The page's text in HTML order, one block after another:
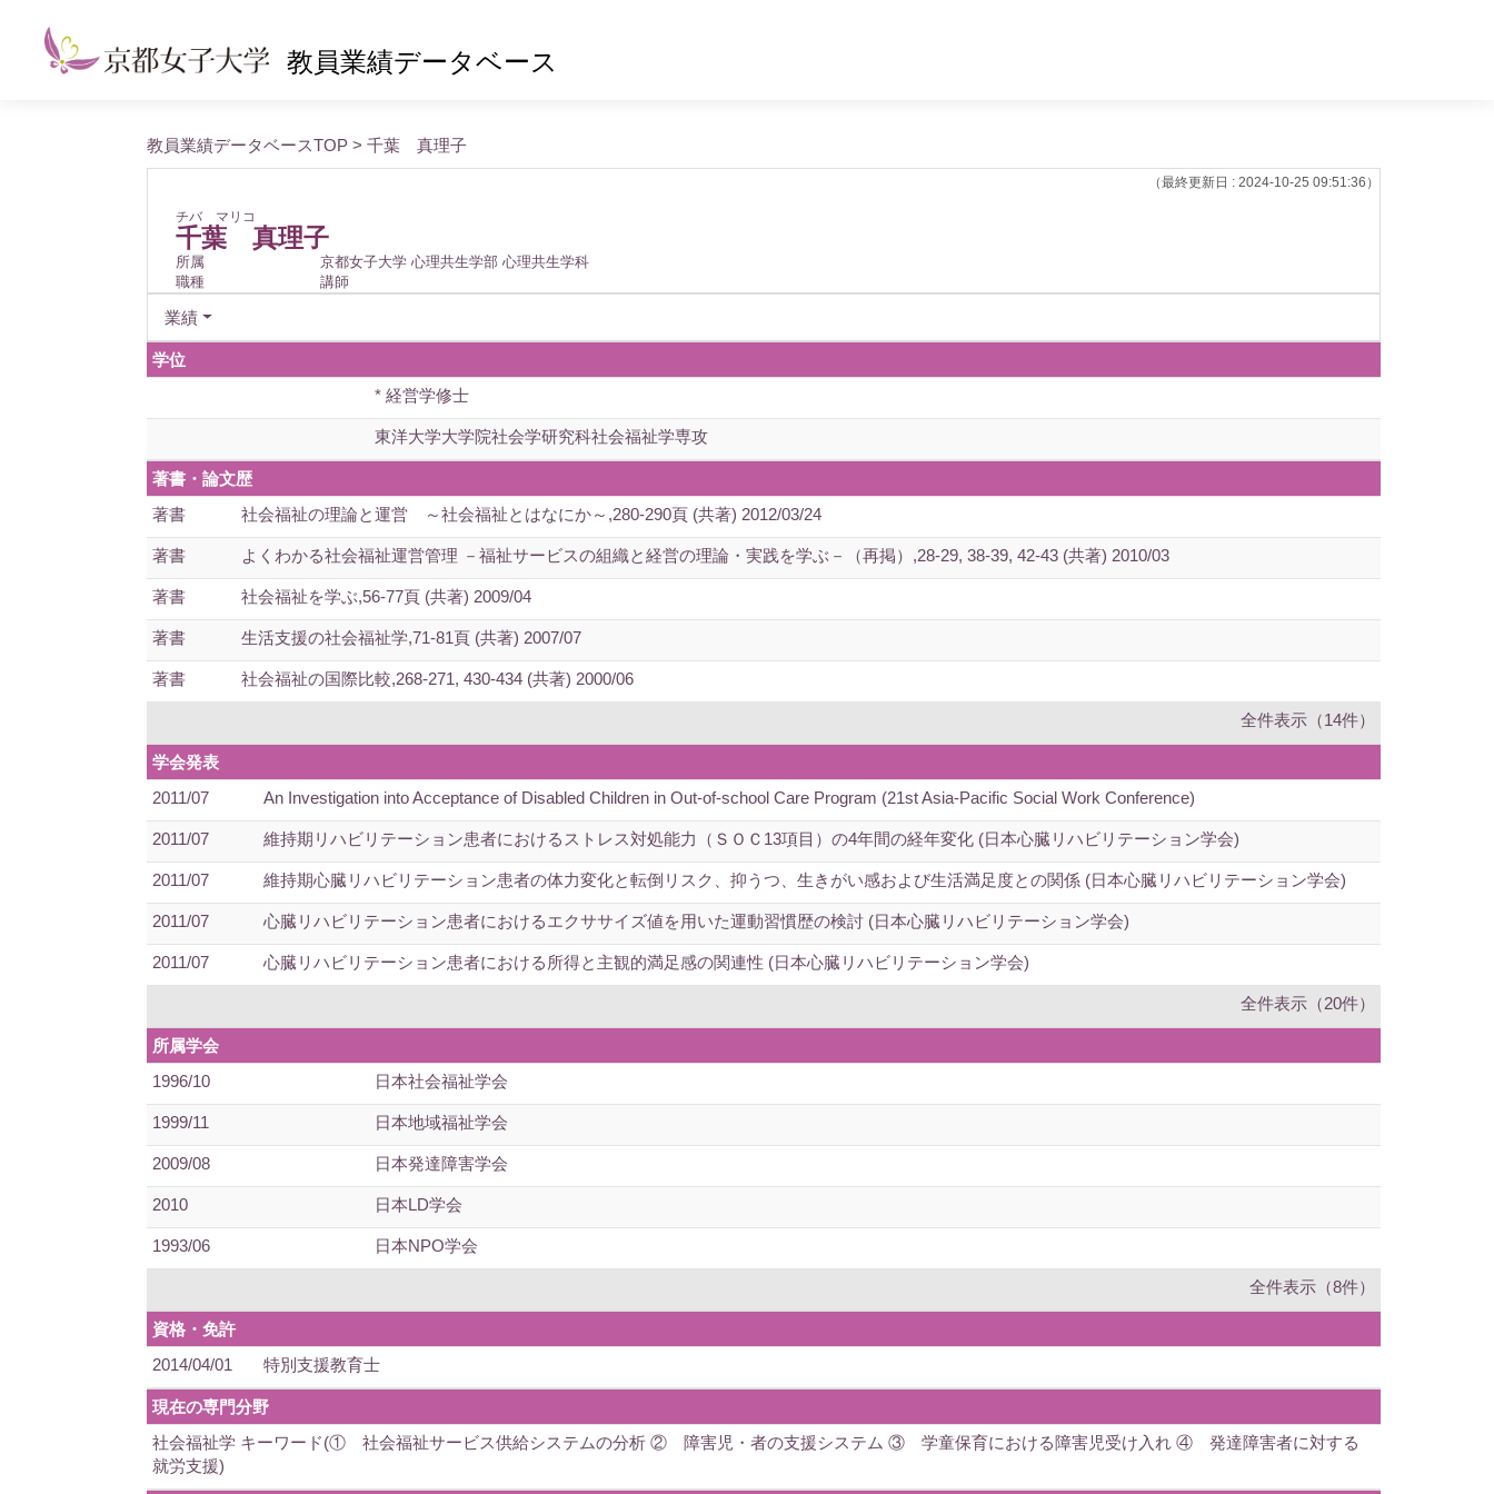
教員業績データベース
教員業績データベースTOP > 千葉 真理子
（最終更新日 : 2024-10-25 09:51:36）
チバ マリコ
千葉 真理子
所属
京都女子大学 心理共生学部 心理共生学科
職種
講師
業績
学位
* 経営学修士
東洋大学大学院社会学研究科社会福祉学専攻
著書・論文歴
著書
社会福祉の理論と運営 ～社会福祉とはなにか～,280-290頁 (共著) 2012/03/24
著書 よくわかる社会福祉運営管理 －福祉サービスの組織と経営の理論・実践を学ぶ－（再掲）,28-29, 38-39, 42-43 (共著) 2010/03
著書 社会福祉を学ぶ,56-77頁 (共著) 2009/04
著書 生活支援の社会福祉学,71-81頁 (共著) 2007/07
著書 社会福祉の国際比較,268-271, 430-434 (共著) 2000/06
全件表示（14件）
学会発表
2011/07
An Investigation into Acceptance of Disabled Children in Out-of-school Care Program (21st Asia-Pacific Social Work Conference)
2011/07 維持期リハビリテーション患者におけるストレス対処能力（ＳＯＣ13項目）の4年間の経年変化 (日本心臓リハビリテーション学会)
2011/07 維持期心臓リハビリテーション患者の体力変化と転倒リスク、抑うつ、生きがい感および生活満足度との関係 (日本心臓リハビリテーション学会)
2011/07 心臓リハビリテーション患者におけるエクササイズ値を用いた運動習慣歴の検討 (日本心臓リハビリテーション学会)
2011/07 心臓リハビリテーション患者における所得と主観的満足感の関連性 (日本心臓リハビリテーション学会)
全件表示（20件）
所属学会
1996/10
日本社会福祉学会
1999/11 日本地域福祉学会
2009/08 日本発達障害学会
2010 日本LD学会
1993/06 日本NPO学会
全件表示（8件）
資格・免許
2014/04/01
特別支援教育士
現在の専門分野
社会福祉学 キーワード(① 社会福祉サービス供給システムの分析 ② 障害児・者の支援システム ③ 学童保育における障害児受け入れ ④ 発達障害者に対する
就労支援)